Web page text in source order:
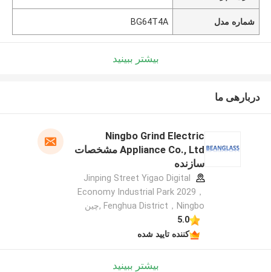
شماره مدل BG64T4A
بیشتر ببینید
دربارهی ما
Ningbo Grind Electric
Appliance Co., Ltd مشخصات
سازنده
Jinping Street Yigao Digital
Economy Industrial Park 2029，
Fenghua District，Ningbo ,چین
5.0
کننده تایید شده
بیشتر ببینید